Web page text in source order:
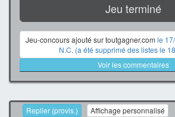
Jeu terminé
Jeu-concours ajouté sur toutgagner.com le
N.C. (a été supprimé des listes le
Voir les commentaires
Replier (provis.) Affichage personnalisé